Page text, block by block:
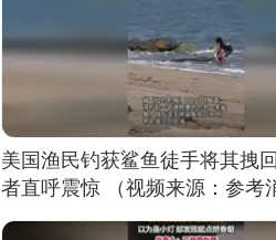
美国渔民钓获鲨鱼徒手将其拽
者直呼震惊 （视频来源：参考